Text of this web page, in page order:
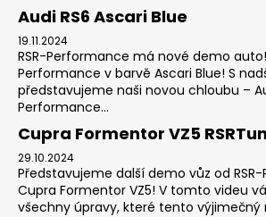
Audi RS6 Ascari Blue
19.11.2024
RSR-Performance má nové demo auto!
Performance v barvě Ascari Blue! S
představujeme naši novou chloubu –
Performance...
Cupra Formentor VZ5
29.10.2024
Představujeme další demo vůz od
Cupra Formentor VZ5! V tomto videu
všechny úpravy, které tento výjimečný